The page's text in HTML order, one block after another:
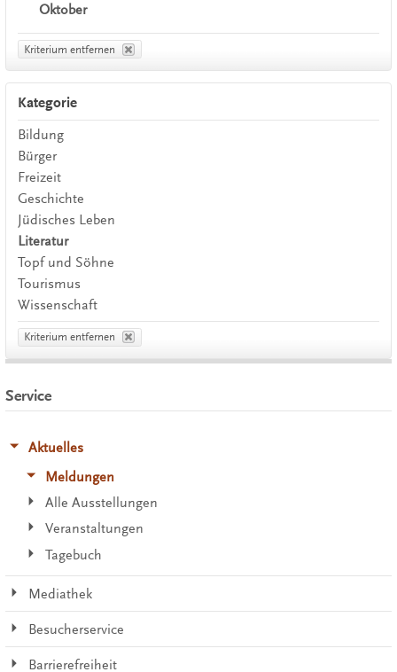
Oktober
Kriterium entfernen
Kategorie
Bildung
Bürger
Freizeit
Geschichte
Jüdisches Leben
Literatur
Topf und Söhne
Tourismus
Wissenschaft
Kriterium entfernen
Service
Aktuelles
Meldungen
Alle Ausstellungen
Veranstaltungen
Tagebuch
Mediathek
Besucherservice
Barrierefreiheit